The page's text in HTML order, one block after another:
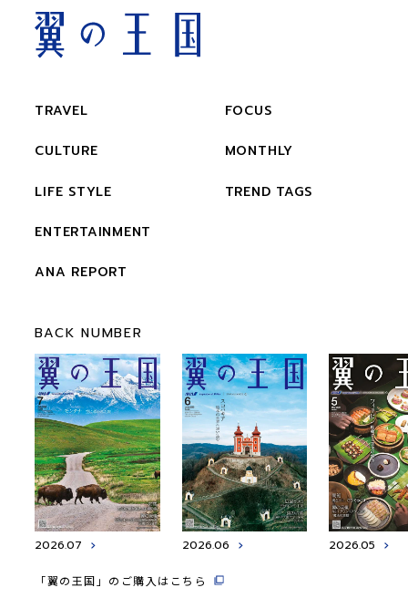
TRAVEL
CULTURE
LIFE STYLE
ENTERTAINMENT
ANA REPORT
FOCUS
MONTHLY
TREND TAGS
BACK NUMBER
2026.07 2026.06 2026.05
「翼の王国」のご購入はこちら